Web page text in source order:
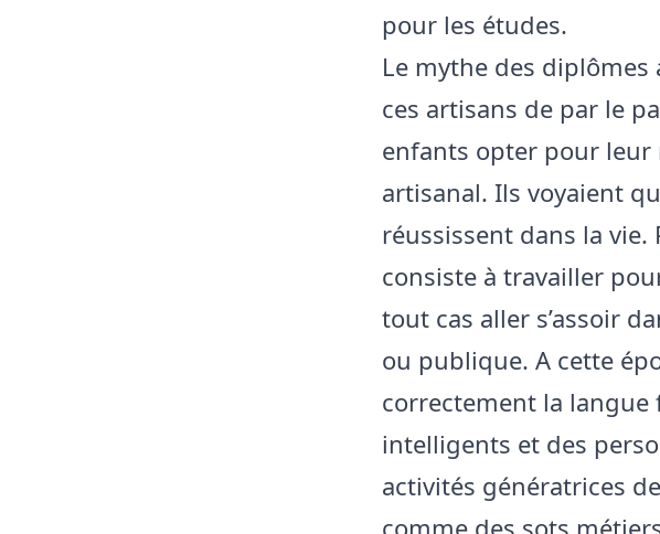
pour les études.
Le mythe des
ces artisans de par le
enfants opter pour
artisanal. Ils voyaient
réussissent dans la
consiste à travailler
tout cas aller s’assoir
ou publique. A cette
correctement la langue
intelligents et des
activités génératrices
comme des sots